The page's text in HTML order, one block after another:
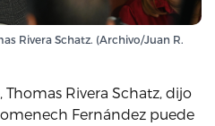
Rivera Schatz. (Archivo/Juan R.
Rivera Schatz, dijo
Fernández puede